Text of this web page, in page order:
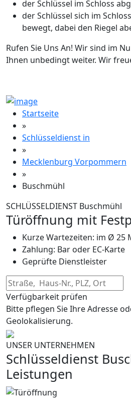
der Schlüssel im Schloss
der Schlüssel sich im
bewegt, dabei den Riegel
Rufen Sie Uns An! Wir sind im
Ihnen unbedingt weiter. Wir
Startseite
»
Schlüsseldienst in
»
Mecklenburg Vorpommern
»
Buschmühl
SCHLÜSSELDIENST Buschmühl
Türöffnung mit
Kurze Wartezeiten: im Ø 25
Zahlung: Bar oder EC-Karte
Geprüfte Dienstleister
Verfügbarkeit prüfen
Bitte pflegen Sie Ihre Adresse
Geolokalisierung.
UNSER UNTERNEHMEN
Schlüsseldienst
Leistungen